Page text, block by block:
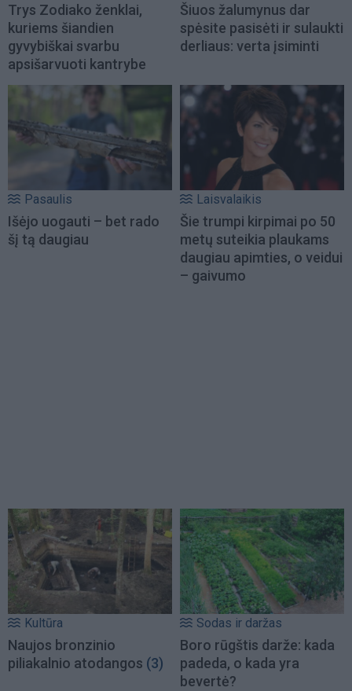
Trys Zodiako ženklai,
kuriems šiandien
gyvybiškai svarbu
apsišarvuoti kantrybe
Šiuos žalumynus dar
spėsite pasisėti ir sulaukti
derliaus: verta įsiminti
Pasaulis
Išėjo uogauti – bet rado
šį tą daugiau
Laisvalaikis
Šie trumpi kirpimai po 50
metų suteikia plaukams
daugiau apimties, o veidui
– gaivumo
Kultūra
Naujos bronzinio
piliakalnio atodangos (3)
Sodas ir daržas
Boro rūgštis darže: kada
padeda, o kada yra
bevertė?